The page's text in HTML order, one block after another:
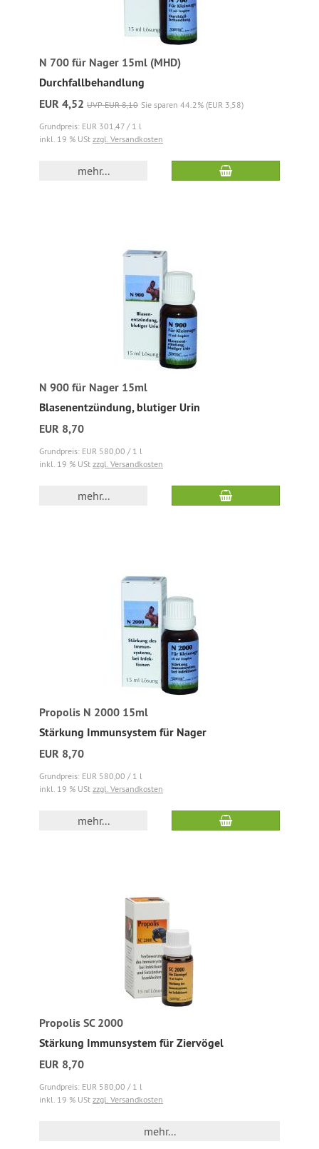
N 700 für Nager 15ml (MHD)
Durchfallbehandlung
EUR 4,52 UVP EUR 8,10 Sie sparen 44.2% (EUR 3,58)
Grundpreis: EUR 301,47 / 1 l
inkl. 19 % USt zzgl. Versandkosten
mehr...
N 900 für Nager 15ml
Blasenentzündung, blutiger Urin
EUR 8,70
Grundpreis: EUR 580,00 / 1 l
inkl. 19 % USt zzgl. Versandkosten
mehr...
Propolis N 2000 15ml
Stärkung Immunsystem für Nager
EUR 8,70
Grundpreis: EUR 580,00 / 1 l
inkl. 19 % USt zzgl. Versandkosten
mehr...
Propolis SC 2000
Stärkung Immunsystem für Ziervögel
EUR 8,70
Grundpreis: EUR 580,00 / 1 l
inkl. 19 % USt zzgl. Versandkosten
mehr...